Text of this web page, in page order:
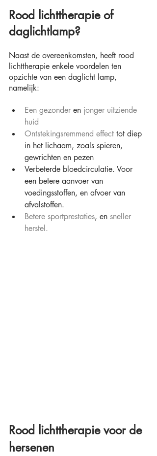
Rood lichttherapie of
daglichtlamp?
Naast de overeenkomsten, heeft rood
lichttherapie enkele voordelen ten
opzichte van een daglicht lamp,
namelijk:
Een gezonder en jonger uitziende
huid
Ontstekingsremmend effect tot diep
in het lichaam, zoals spieren,
gewrichten en pezen
Verbeterde bloedcirculatie. Voor
een betere aanvoer van
voedingsstoffen, en afvoer van
afvalstoffen.
Betere sportprestaties, en sneller
herstel.
Rood lichttherapie voor de
hersenen